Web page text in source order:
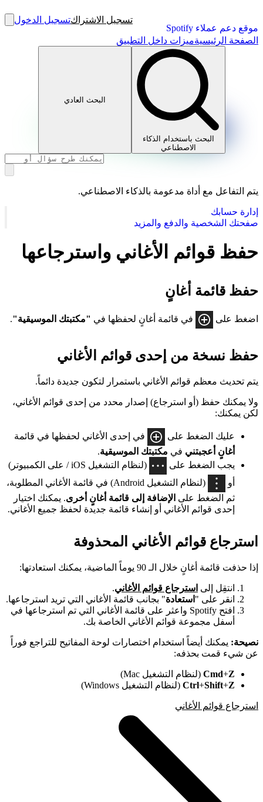
موقع دعم عملاء Spotify
تسجيل الاشتراكتسجيل الدخول
الصفحة الرئيسيةميزات داخل التطبيق
البحث باستخدام الذكاء
الاصطناعي
البحث العادي
يتم التفاعل مع أداة مدعومة بالذكاء الاصطناعي.
إدارة حسابك
صفحتك الشخصية والدفع والمزيد
حفظ قوائم الأغاني واسترجاعها
حفظ قائمة أغانٍ
اضغط على في قائمة أغانٍ لحفظها في "مكتبتك الموسيقية".
حفظ نسخة من إحدى قوائم الأغاني
يتم تحديث معظم قوائم الأغاني باستمرار لتكون جديدة دائماً.
ولا يمكنك حفظ (أو استرجاع) إصدار محدد من إحدى قوائم الأغاني،
لكن يمكنك:
عليك الضغط على
في إحدى الأغاني لحفظها في قائمة
أغانٍ أعجبتني في مكتبتك الموسيقية.
يجب الضغط على
(لنظام التشغيل iOS / على الكمبيوتر)
أو
(لنظام التشغيل Android) في قائمة الأغاني المطلوبة،
ثم الضغط على الإضافة إلى قائمة أغانٍ أخرى. يمكنك اختيار
إحدى قوائم الأغاني أو إنشاء قائمة جديدة لحفظ جميع الأغاني.
استرجاع قوائم الأغاني المحذوفة
إذا حذفت قائمة أغانٍ خلال الـ 90 يوماً الماضية، يمكنك استعادتها:
انتقِل إلى استرجاع قوائم الأغاني.
انقر على " استعادة" بجانب قائمة الأغاني التي تريد استرجاعها.
افتح Spotify واعثر على قائمة الأغاني التي تم استرجاعها في
أسفل مجموعة قوائم الأغاني الخاصة بك.
نصيحة: يمكنك أيضاً استخدام اختصارات لوحة المفاتيح للتراجع فوراً
عن شيء قمت بحذفه:
Cmd+Z
(لنظام التشغيل Mac)
Ctrl+Shift+Z (لنظام التشغيل Windows)
استرجاع قوائم الأغاني